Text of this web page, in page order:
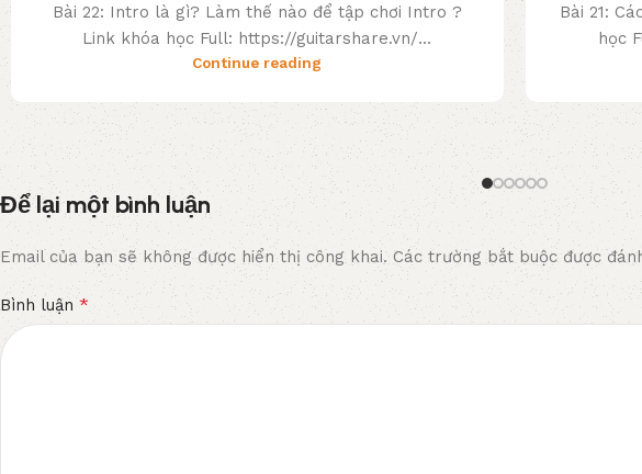
Bài 22: Intro là gì? Làm thế nào để tập chơi Intro ?
Link khóa học Full: https://guitarshare.vn/...
Continue reading
Bài 21:
học
Để lại một bình luận
Email của bạn sẽ không được hiển thị công khai. Các trường bắt buộc được
Bình luận *